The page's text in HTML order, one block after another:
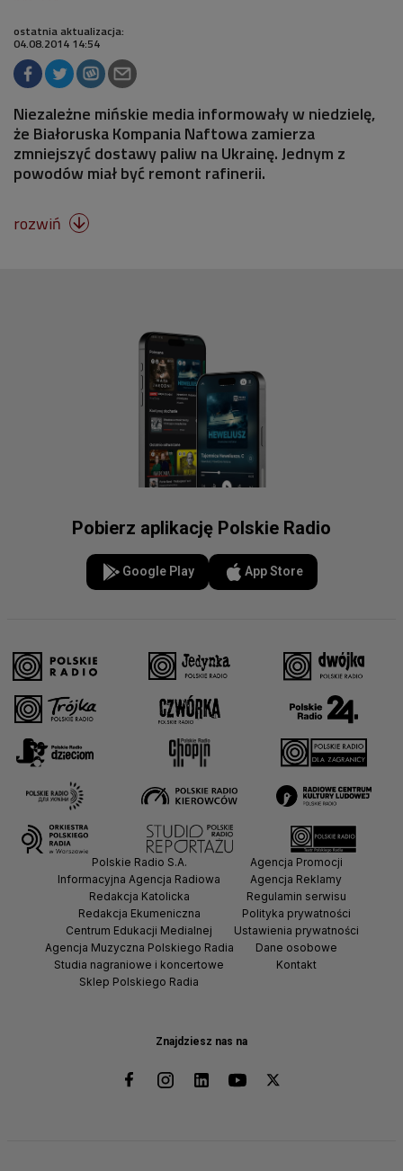
ostatnia aktualizacja:
04.08.2014 14:54
Niezależne mińskie media informowały w niedzielę,
że Białoruska Kompania Naftowa zamierza
zmniejszyć dostawy paliw na Ukrainę. Jednym z
powodów miał być remont rafinerii.
rozwiń 
Pobierz aplikację Polskie Radio
Google Play App Store
Znajdziesz nas na
Polskie Radio S.A.
Informacyjna Agencja Radiowa
Redakcja Katolicka
Redakcja Ekumeniczna
Centrum Edukacji Medialnej
Agencja Muzyczna Polskiego Radia
Studia nagraniowe i koncertowe
Sklep Polskiego Radia
Agencja Promocji
Agencja Reklamy
Regulamin serwisu
Polityka prywatności
Ustawienia prywatności
Dane osobowe
Kontakt